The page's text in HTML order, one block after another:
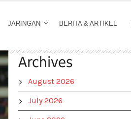
JARINGAN BERITA & ARTIKEL
Archives
August 2026
July 2026